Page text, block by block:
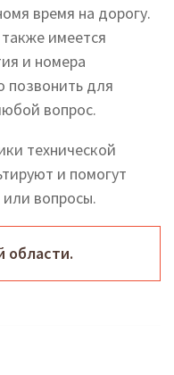
время на дорогу.
имеется
и номера
позвонить для
вопрос.
технической
и помогут
вопросы.
области.